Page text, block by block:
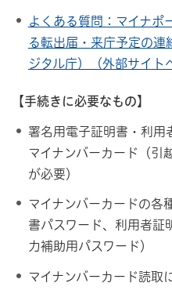
よくある質問：マイナポ
る転出届・来庁予定の連
ジタル庁）（外部サイト
【手続きに必要なもの】
署名用電子証明書・利用
マイナンバーカード（引
が必要）
マイナンバーカードの各
書パスワード、利用者証
力補助用パスワード）
マイナンバーカード読取